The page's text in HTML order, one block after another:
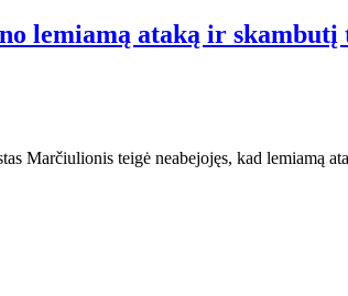
lemiamą ataką ir skambutį
Marčiulionis teigė neabejojęs, kad lemiamą